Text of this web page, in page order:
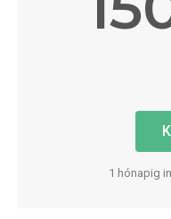
1 hónapig